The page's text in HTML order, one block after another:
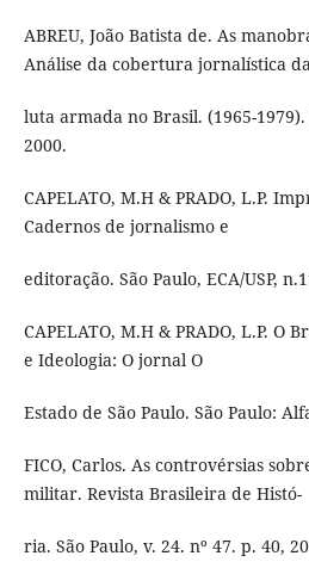
ABREU, João Batista de. As
Análise da cobertura jornalística
luta armada no Brasil. (1965-1979).
2000.
CAPELATO, M.H & PRADO, L.P.
Cadernos de jornalismo e
editoração. São Paulo, ECA/USP,
CAPELATO, M.H & PRADO, L.P. O
e Ideologia: O jornal O
Estado de São Paulo. São Paulo:
FICO, Carlos. As controvérsias
militar. Revista Brasileira de Histó-
ria. São Paulo, v. 24. nº 47. p. 40,